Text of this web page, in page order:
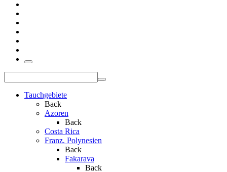
Tauchgebiete
Back
Azoren
Back
Costa Rica
Franz. Polynesien
Back
Fakarava
Back